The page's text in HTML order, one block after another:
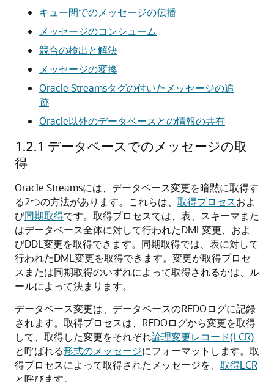
キュー間でのメッセージの伝播
メッセージのコンシューム
競合の検出と解決
メッセージの変換
Oracle Streamsタグの付いたメッセージの追
跡
Oracle以外のデータベースとの情報の共有
1.2.1 データベースでのメッセージの取
得
Oracle Streamsには、データベース変更を暗黙に取得す
る2つの方法があります。これらは、 取得プロセスおよ
び同期取得です。取得プロセスでは、表、スキーマまた
はデータベース全体に対して行われたDML変更、およ
びDDL変更を取得できます。同期取得では、表に対して
行われたDML変更を取得できます。変更が取得プロセ
スまたは同期取得のいずれによって取得されるかは、ル
ールによって決まります。
データベース変更は、データベースのREDOログに記録
されます。取得プロセスは、REDOログから変更を取得
して、取得した変更をそれぞれ論理変更レコード(LCR)
と呼ばれる形式のメッセージにフォーマットします。取
得プロセスによって取得されたメッセージを、 取得LCR
と呼びます。